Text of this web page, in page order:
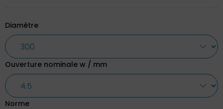
Diamètre
Ouverture nominale w / mm
Norme